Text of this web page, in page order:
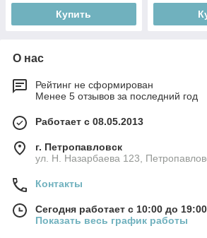
Купить
О нас
Рейтинг не сформирован
Менее 5 отзывов за последний год
Работает с 08.05.2013
г. Петропавловск
ул. Н. Назарбаева 123,
Контакты
Сегодня работает с 10:00 до 19:00
Показать весь график работы